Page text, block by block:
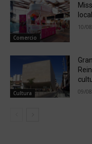
Comercio
10/
Cultura 09/